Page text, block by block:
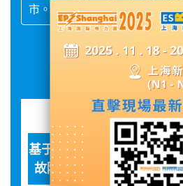
市。
展品詳
基于人工智能/机器学习的
故障预测解决方案--